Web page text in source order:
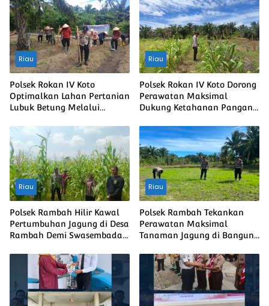
Riau
Polsek Rokan IV Koto
Optimalkan Lahan Pertanian
Lubuk Betung Melalui
Swasembada Pangan
Nasional
Riau
Polsek Rokan IV Koto Dorong
Perawatan Maksimal
Dukung Ketahanan Pangan
bendahara
Riau
Polsek Rambah Hilir Kawal
Pertumbuhan Jagung di Desa
Rambah Demi Swasembada
Riau
Polsek Rambah Tekankan
Perawatan Maksimal
Tanaman Jagung di Bangun
Ketahanan Pangan Nasional